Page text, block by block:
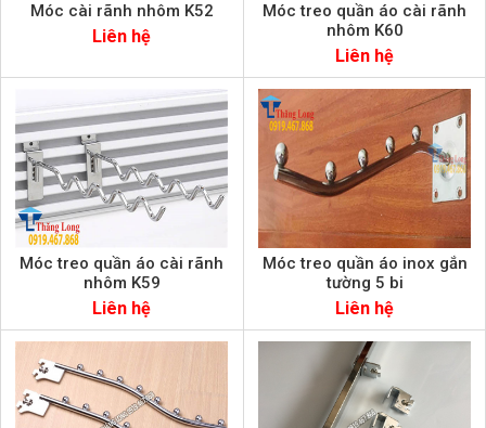
Móc cài rãnh nhôm K52
Liên hệ
Móc treo quần áo cài rãnh
nhôm K60
Liên hệ
Móc treo quần áo cài rãnh
nhôm K59
Liên hệ
Móc treo quần áo inox gắn
tường 5 bi
Liên hệ